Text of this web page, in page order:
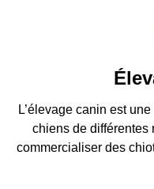
L’élevage canin est
chiens de différentes
commercialiser des